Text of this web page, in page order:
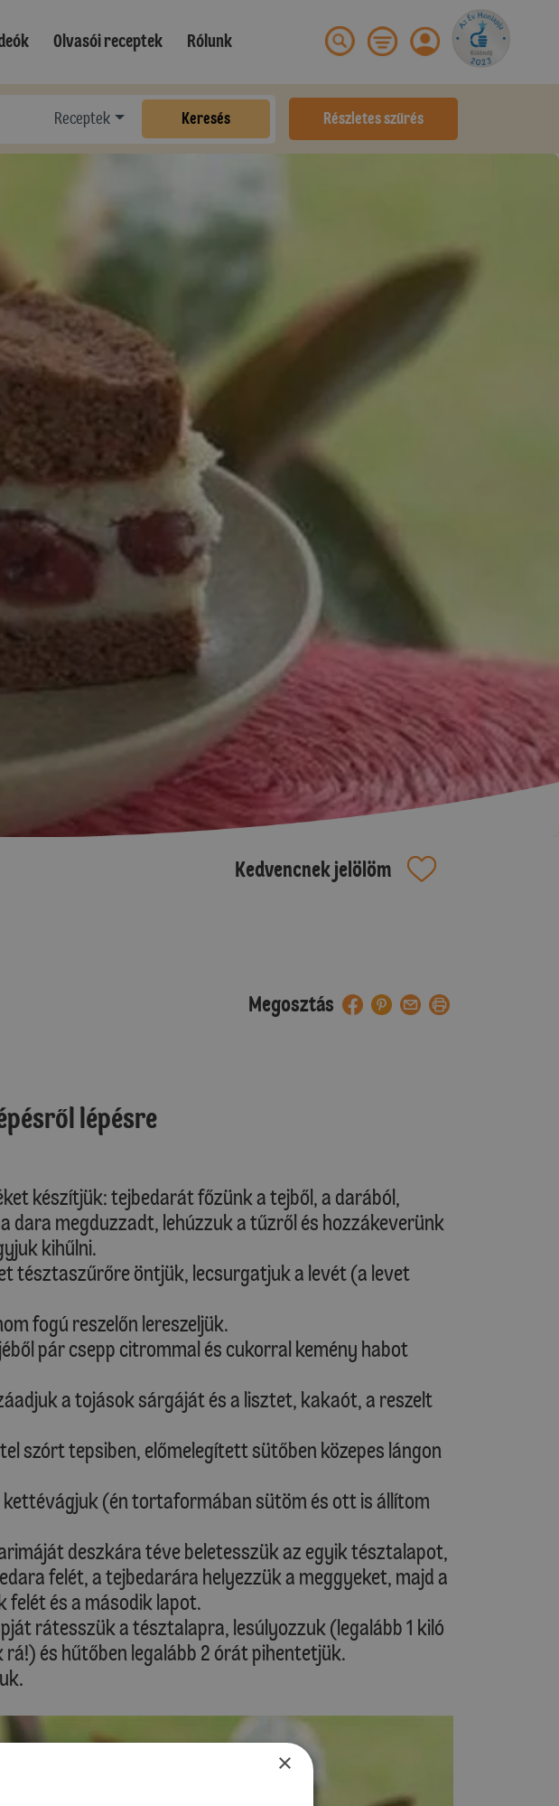
Olvasói receptek Rólunk
Receptek Keresés Részletes szűrés
Kedvencnek jelölöm
Megosztás
lépésre
készítjük: tejbedarát főzünk a tejből, a darából,
dara megduzzadt, lehúzzuk a tűzről és hozzákeverünk
kihűlni.
tésztaszűrőre öntjük, lecsurgatjuk a levét (a levet
fogú reszelőn lereszeljük.
pár csepp citrommal és cukorral kemény habot
a tojások sárgáját és a lisztet, kakaót, a reszelt
szórt tepsiben, előmelegített sütőben közepes lángon
(én tortaformában sütöm és ott is állítom
deszkára téve beletesszük az egyik tésztalapot,
felét, a tejbedarára helyezzük a meggyeket, majd a
felét és a második lapot.
rátesszük a tésztalapra, lesúlyozzuk (legalább 1 kiló
és hűtőben legalább 2 órát pihentetjük.
×